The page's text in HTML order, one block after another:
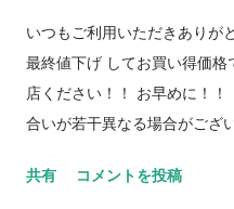
いつもご利用いただきありが
最終値下げ してお買い得価
店ください！！ お早めに！
合いが若干異なる場合がござ
をお待ちしております。
共有 コメントを投稿